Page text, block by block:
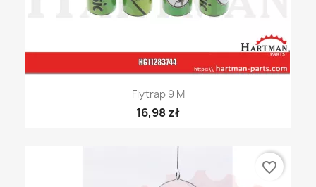
Flytrap 9 M
16,98 zł
favorite_border